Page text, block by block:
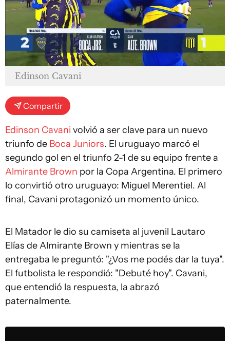
Edinson Cavani
Compartir
Edinson Cavani volvió a ser clave para un nuevo
triunfo de Boca Juniors. El uruguayo marcó el
segundo gol en el triunfo 2-1 de su equipo frente a
Almirante Brown por la Copa Argentina. El primero
lo convirtió otro uruguayo: Miguel Merentiel. Al
final, Cavani protagonizó un momento único.
El Matador le dio su camiseta al juvenil Lautaro
Elías de Almirante Brown y mientras se la
entregaba le preguntó: "¿Vos me podés dar la tuya".
El futbolista le respondió: "Debuté hoy". Cavani,
que entendió la respuesta, la abrazó
paternalmente.